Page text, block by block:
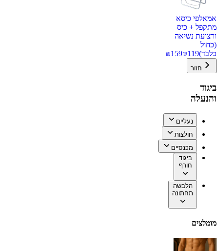
אמאלפי כיסא
מתקפל + כיס
ורצועת נשיאה
(כחול
בלבד)
₪119
₪159
חזור
ביגוד
והנעלה
נעליים
חולצות
מכנסיים
ביגוד
חורף
הלבשה
תחתונה
מומלצים